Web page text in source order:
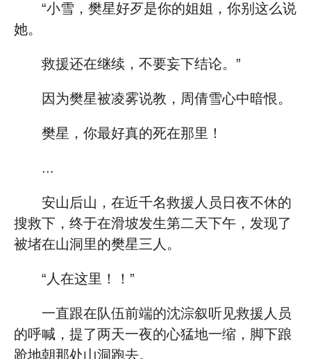
“小雪，樊星好歹是你的姐姐，你别这么说
她。
救援还在继续，不要妄下结论。”
因为樊星被凌雾说教，周倩雪心中暗恨。
樊星，你最好真的死在那里！
...
安山后山，在近千名救援人员日夜不休的
搜救下，终于在滑坡发生第二天下午，发现了
被堵在山洞里的樊星三人。
“人在这里！！”
一直跟在队伍前端的沈淙叙听见救援人员
的呼喊，提了两天一夜的心猛地一缩，脚下踉
跄地朝那处山洞跑去。